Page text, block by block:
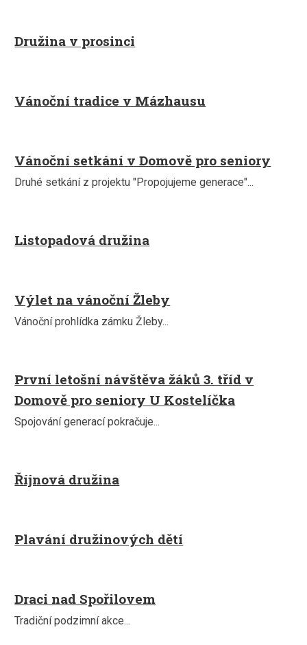
Družina v prosinci
Vánoční tradice v Mázhausu
Vánoční setkání v Domově pro seniory
Druhé setkání z projektu "Propojujeme generace"...
Listopadová družina
Výlet na vánoční Žleby
Vánoční prohlídka zámku Žleby...
První letošní návštěva žáků 3. tříd v
Domově pro seniory U Kostelíčka
Spojování generací pokračuje...
Říjnová družina
Plavání družinových dětí
Draci nad Spořilovem
Tradiční podzimní akce...